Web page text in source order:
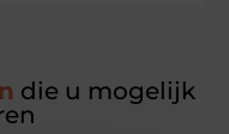
die u mogelijk